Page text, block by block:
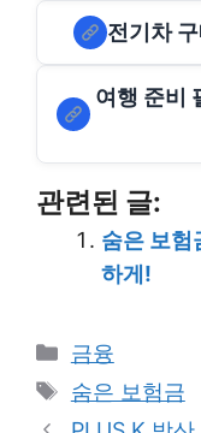
전기차
여행 준비
관련된 글:
숨은 보험
하게!
Categories
금융
Tags
숨은 보험금